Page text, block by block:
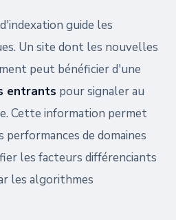
guide les
Un site dont les nouvelles
peut bénéficier d'une
entrants pour signaler au
Cette information permet
de domaines
les facteurs différenciants
les algorithmes